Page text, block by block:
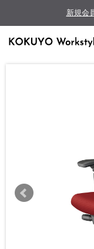
新規会